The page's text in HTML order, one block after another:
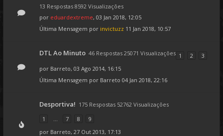
13 Respostas 8592 Visualizações
por eduardextreme, 03 Jan 2018, 12:05
Última Mensagem por invictuzz 11 Jan 2018, 10:57
DTL Ao Minuto 46 Respostas 25071 Visualizações 1 2
3
por Barreto, 03 Ago 2014, 16:15
Última Mensagem por Barreto 04 Jan 2018, 22:16
Desportiva! 175 Respostas 52762 Visualizações
1
... 7 8
9
por Barreto, 27 Out 2013, 17:13